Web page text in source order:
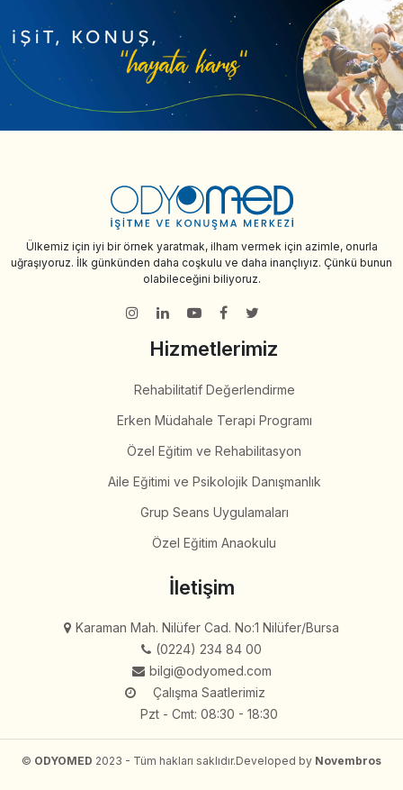
Ülkemiz için iyi bir örnek yaratmak, ilham vermek için azimle, onurla
uğraşıyoruz. İlk günkünden daha coşkulu ve daha inançlıyız. Çünkü bunun
olabileceğini biliyoruz.
Hizmetlerimiz
Rehabilitatif Değerlendirme
Erken Müdahale Terapi Programı
Özel Eğitim ve Rehabilitasyon
Aile Eğitimi ve Psikolojik Danışmanlık
Grup Seans Uygulamaları
Özel Eğitim Anaokulu
İletişim
Karaman Mah. Nilüfer Cad. No:1 Nilüfer/Bursa
(0224) 234 84 00
bilgi@odyomed.com
Çalışma Saatlerimiz
Pzt - Cmt: 08:30 - 18:30
© ODYOMED 2023 - Tüm hakları saklıdır.Developed by Novembros